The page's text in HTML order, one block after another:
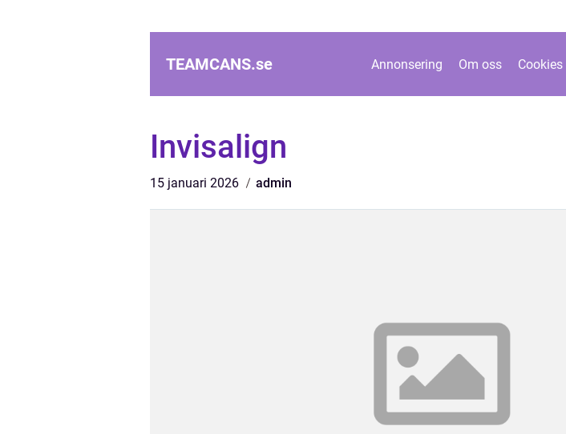
TEAMCANS.se Annonsering Om oss Cookies
Invisalign
15 januari 2026 admin